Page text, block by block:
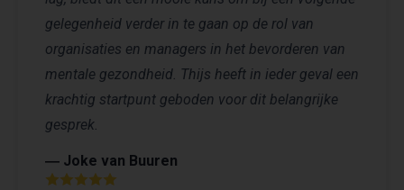
gelegenheid verder in te gaan op de rol van
organisaties en managers in het bevorderen van
mentale gezondheid. Thijs heeft in ieder geval een
krachtig startpunt geboden voor dit belangrijke
gesprek.
― Joke van Buuren